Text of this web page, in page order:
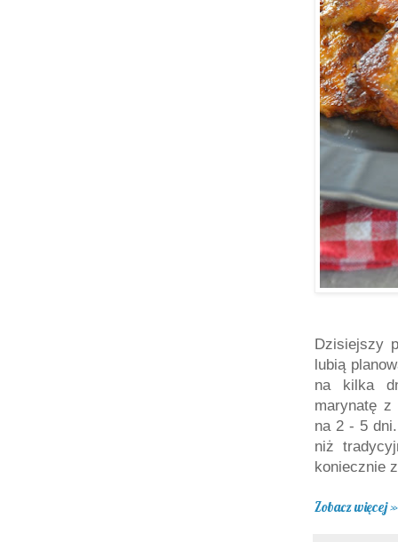
Dzisiejszy
lubią
na kilka
marynatę z
na 2 - 5
niż
koniecznie
Zobacz więcej »